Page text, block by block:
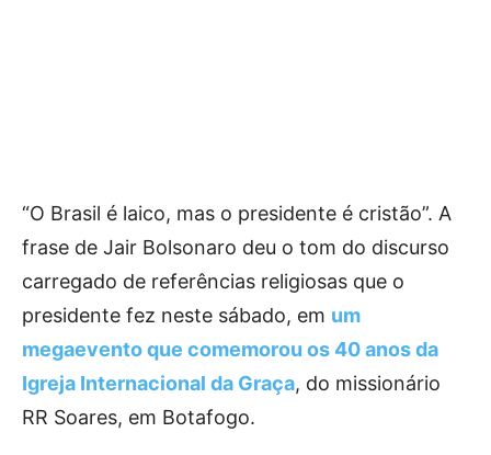
“O Brasil é laico, mas o presidente é cristão”. A
frase de Jair Bolsonaro deu o tom do discurso
carregado de referências religiosas que o
presidente fez neste sábado, em um
megaevento que comemorou os 40 anos da
Igreja Internacional da Graça, do missionário
RR Soares, em Botafogo.